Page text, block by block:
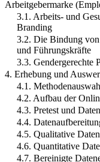
Arbeitgebermarke
3.1. Arbeits- und
Branding
3.2. Die Bindung
und Führungskräfte
3.3. Gendergerechte
4. Erhebung und
4.1.
4.2. Aufbau der
4.3. Pretest und
4.4.
4.5. Qualitative
4.6. Quantitative
4.7. Bereinigte